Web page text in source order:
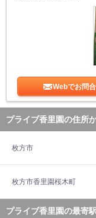
Webでお問
プライブ香里園の住所
枚方市
枚方市香里園桜木町
プライブ香里園の最寄